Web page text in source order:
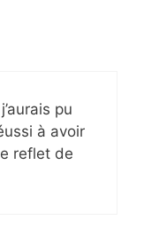
pu
à avoir
reflet de